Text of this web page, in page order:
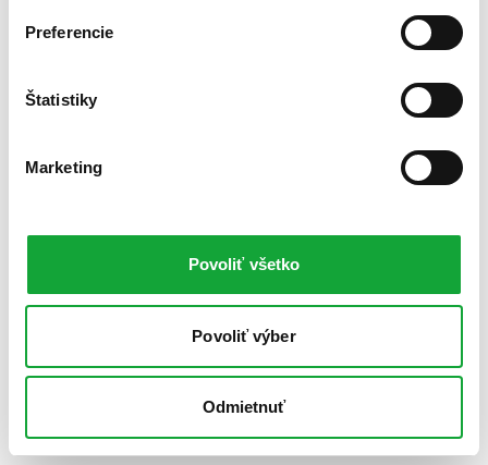
Preferencie
Štatistiky
Marketing
Povoliť všetko
Povoliť výber
Odmietnuť